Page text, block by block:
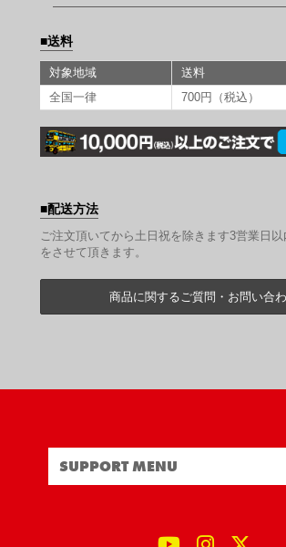
送料
対象地域
送料
全国一律
700円（税込）
配送方法
ご注文頂いてから土日祝を除きます3営業日
をさせて頂きます。
商品に関するご質問・お問い合
SUPPORT MENU